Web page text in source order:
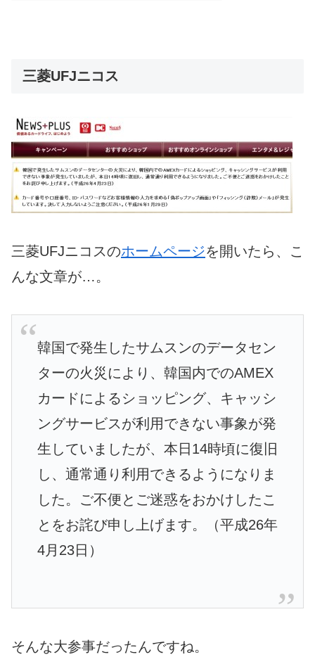
三菱UFJニコス
三菱UFJニコスのホームページを開いたら、こ
んな文章が…。
韓国で発生したサムスンのデータセン
ターの火災により、韓国内でのAMEX
カードによるショッピング、キャッシ
ングサービスが利用できない事象が発
生していましたが、本日14時頃に復旧
し、通常通り利用できるようになりま
した。ご不便とご迷惑をおかけしたこ
とをお詫び申し上げます。（平成26年
4月23日）
そんな大参事だったんですね。